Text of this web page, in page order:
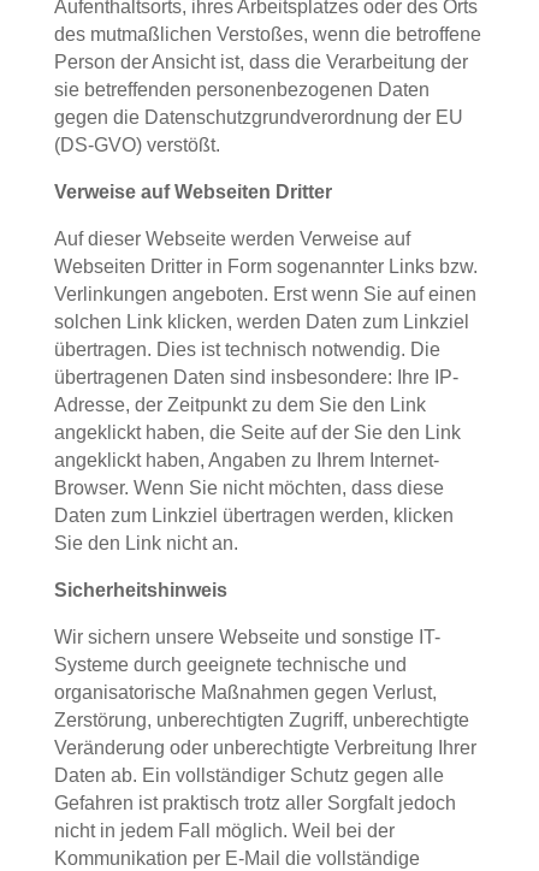
Aufenthaltsorts, ihres Arbeitsplatzes oder des Orts
des mutmaßlichen Verstoßes, wenn die betroffene
Person der Ansicht ist, dass die Verarbeitung der
sie betreffenden personenbezogenen Daten
gegen die Datenschutzgrundverordnung der EU
(DS-GVO) verstößt.
Verweise auf Webseiten Dritter
Auf dieser Webseite werden Verweise auf
Webseiten Dritter in Form sogenannter Links bzw.
Verlinkungen angeboten. Erst wenn Sie auf einen
solchen Link klicken, werden Daten zum Linkziel
übertragen. Dies ist technisch notwendig. Die
übertragenen Daten sind insbesondere: Ihre IP-
Adresse, der Zeitpunkt zu dem Sie den Link
angeklickt haben, die Seite auf der Sie den Link
angeklickt haben, Angaben zu Ihrem Internet-
Browser. Wenn Sie nicht möchten, dass diese
Daten zum Linkziel übertragen werden, klicken
Sie den Link nicht an.
Sicherheitshinweis
Wir sichern unsere Webseite und sonstige IT-
Systeme durch geeignete technische und
organisatorische Maßnahmen gegen Verlust,
Zerstörung, unberechtigten Zugriff, unberechtigte
Veränderung oder unberechtigte Verbreitung Ihrer
Daten ab. Ein vollständiger Schutz gegen alle
Gefahren ist praktisch trotz aller Sorgfalt jedoch
nicht in jedem Fall möglich. Weil bei der
Kommunikation per E-Mail die vollständige